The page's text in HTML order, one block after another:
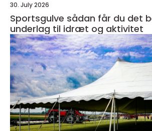
30. July 2026
Sportsgulve sådan får du det bedste
underlag til idræt og aktivitet